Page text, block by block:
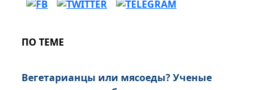
ПО ТЕМЕ
Вегетарианцы или мясоеды? Ученые